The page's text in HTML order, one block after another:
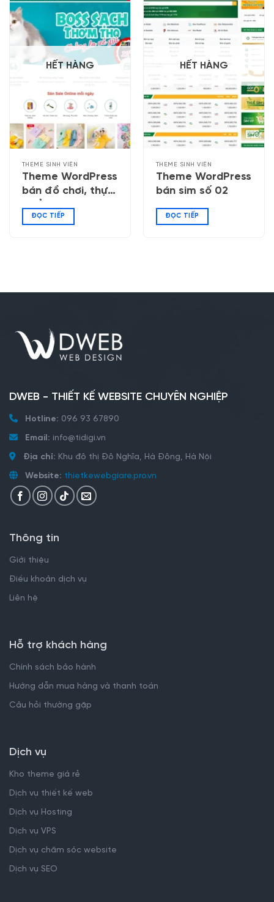
HẾT HÀNG
THEME SINH VIÊN
Theme WordPress
bán đồ chơi, thực
phẩm thú cưng 02
ĐỌC TIẾP
HẾT HÀNG
THEME SINH VIÊN
Theme WordPress
bán sim số 02
ĐỌC TIẾP
DWEB - THIẾT KẾ WEBSITE CHUYÊN NGHIỆP
Hotline: 096 93 67890
Email: info@tidigi.vn
Địa chỉ: Khu đô thị Đô Nghĩa, Hà Đông, Hà Nội
Website: thietkewebgiare.pro.vn
Thông tin
Giới thiệu
Điều khoản dịch vụ
Liên hệ
Hỗ trợ khách hàng
Chính sách bảo hành
Hướng dẫn mua hàng và thanh toán
Câu hỏi thường gặp
Dịch vụ
Kho theme giá rẻ
Dịch vụ thiết kế web
Dịch vụ Hosting
Dịch vụ VPS
Dịch vụ chăm sóc website
Dịch vụ SEO